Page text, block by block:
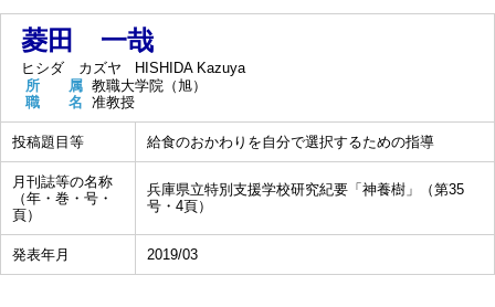
菱田 一哉
ヒシダ カズヤ
HISHIDA Kazuya
所 属 教職大学院（旭）
職 名 准教授
投稿題目等 給食のおかわりを自分で選択するための指導
月刊誌等の名称
（年・巻・号・
頁）
兵庫県立特別支援学校研究紀要「神養樹」（第35
号・4頁）
発表年月 2019/03